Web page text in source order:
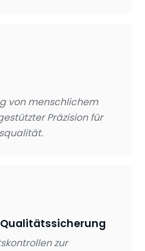
von menschlichem
Präzision für
zur